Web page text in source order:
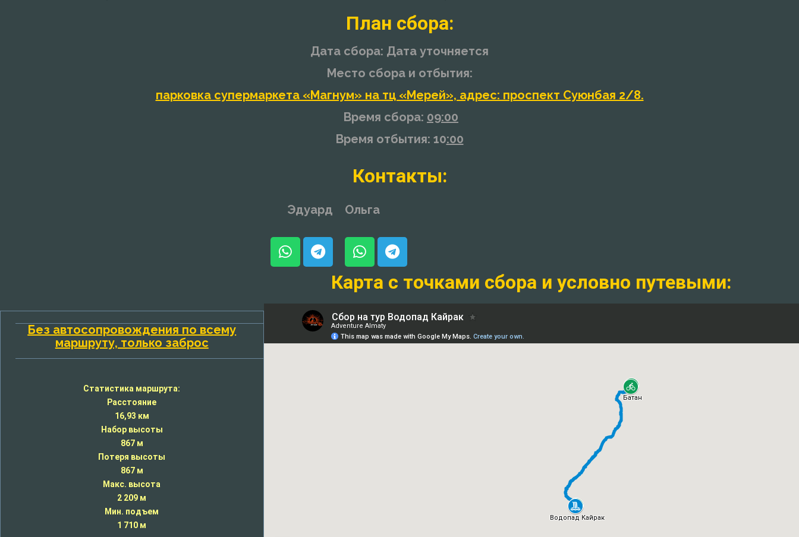
План сбора:
Дата сбора: Дата уточняется
Место сбора и отбытия:
парковка супермаркета «Магнум» на тц «Мерей», адрес: проспект Суюнбая 2/8.
Время сбора: 09:00
Время отбытия: 10:00
Контакты:
Эдуард Ольга
Без автосопровождения по всему
маршруту, только заброс
Статистика маршрута:
Расстояние
16,93 км
Набор высоты
867 м
Потеря высоты
867 м
Макс. высота
2 209 м
Мин. подъем
1 710 м
Карта с точками сбора и условно путевыми: